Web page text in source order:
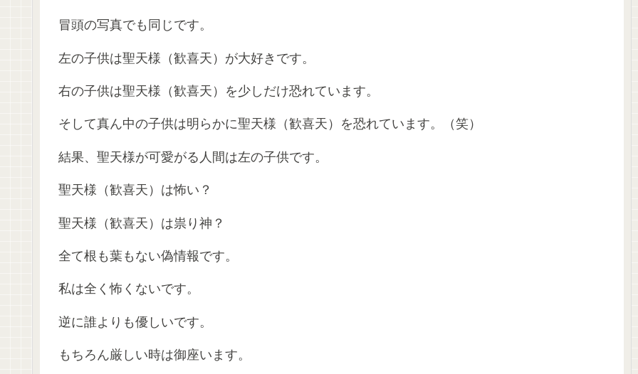
冒頭の写真でも同じです。
左の子供は聖天様（歓喜天）が大好きです。
右の子供は聖天様（歓喜天）を少しだけ恐れています。
そして真ん中の子供は明らかに聖天様（歓喜天）を恐れています。（笑）
結果、聖天様が可愛がる人間は左の子供です。
聖天様（歓喜天）は怖い？
聖天様（歓喜天）は祟り神？
全て根も葉もない偽情報です。
私は全く怖くないです。
逆に誰よりも優しいです。
もちろん厳しい時は御座います。